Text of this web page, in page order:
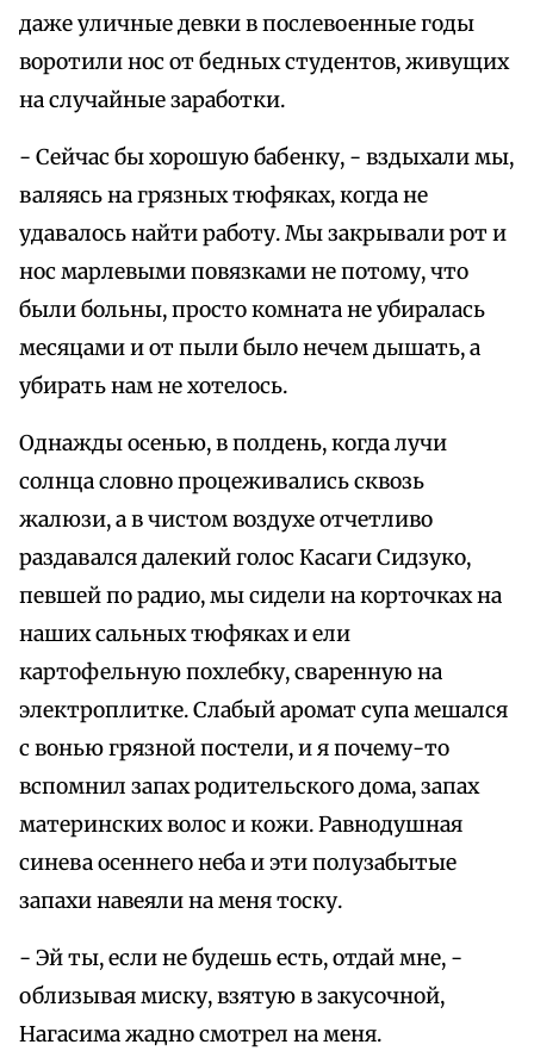
даже уличные девки в послевоенные годы
воротили нос от бедных студентов, живущих
на случайные заработки.
- Сейчас бы хорошую бабенку, - вздыхали мы,
валяясь на грязных тюфяках, когда не
удавалось найти работу. Мы закрывали рот и
нос марлевыми повязками не потому, что
были больны, просто комната не убиралась
месяцами и от пыли было нечем дышать, а
убирать нам не хотелось.
Однажды осенью, в полдень, когда лучи
солнца словно процеживались сквозь
жалюзи, а в чистом воздухе отчетливо
раздавался далекий голос Касаги Сидзуко,
певшей по радио, мы сидели на корточках на
наших сальных тюфяках и ели
картофельную похлебку, сваренную на
электроплитке. Слабый аромат супа мешался
с вонью грязной постели, и я почему-то
вспомнил запах родительского дома, запах
материнских волос и кожи. Равнодушная
синева осеннего неба и эти полузабытые
запахи навеяли на меня тоску.
- Эй ты, если не будешь есть, отдай мне, -
облизывая миску, взятую в закусочной,
Нагасима жадно смотрел на меня.